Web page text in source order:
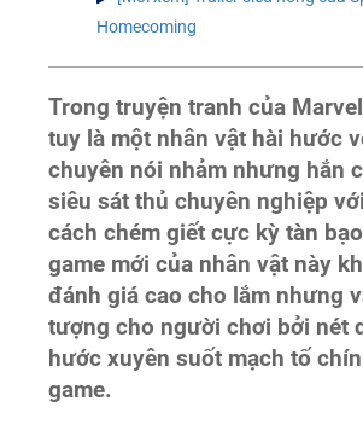
Homecoming
Trong truyện tranh của
tuy là một nhân vật hài hước
chuyên nói nhảm nhưng hắn
siêu sát thủ chuyên nghiệp
cách chém giết cực kỳ tàn
game mới của nhân vật này
đánh giá cao cho lắm nhưng
tượng cho người chơi bởi nét
hước xuyên suốt mạch tố
game.